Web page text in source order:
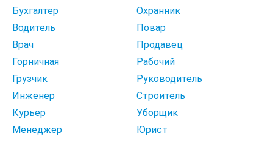
Бухгалтер
Охранник
Водитель
Повар
Врач
Продавец
Горничная
Рабочий
Грузчик
Руководитель
Инженер
Строитель
Курьер
Уборщик
Менеджер
Юрист